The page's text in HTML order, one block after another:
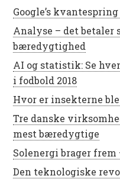
Google’s
Analyse – det betaler
bæredygtighed
AI og statistik: Se
i fodbold 2018
Hvor er insekterne
Tre danske
mest bæredygtige
Solenergi brager
Den teknologiske